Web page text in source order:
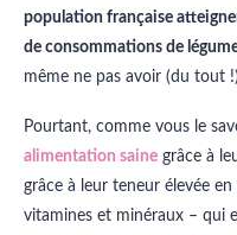
population française
de consommations de
même ne pas avoir (du tout
Pourtant, comme vous le
alimentation saine grâce à
grâce à leur teneur élevée
vitamines et minéraux – qui